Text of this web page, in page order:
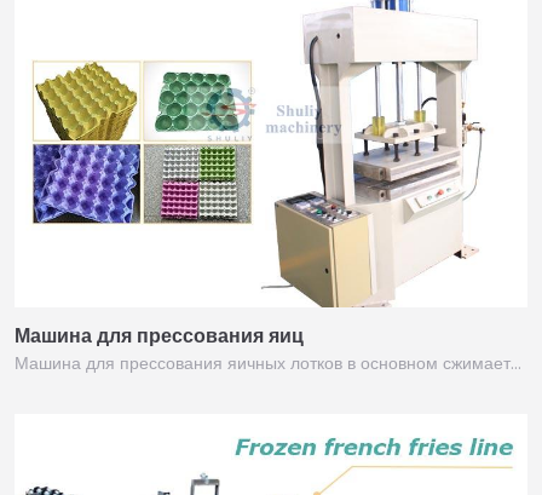
Машина для прессования яиц
Машина для прессования яичных лотков в основном сжимает…